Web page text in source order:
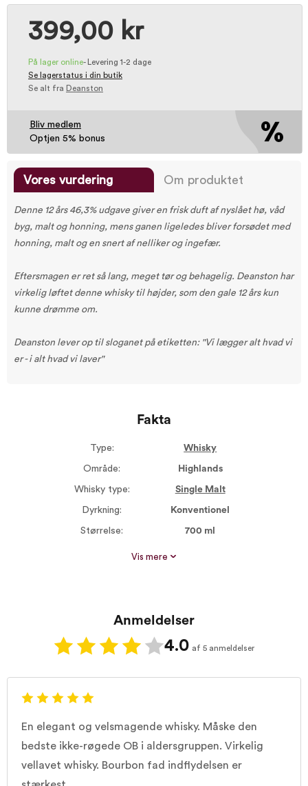
399,00 kr
På lager online-
Levering 1-2 dage
Se lagerstatus i din butik
Se alt fra Deanston
Bliv medlem
Optjen 5% bonus
Vores vurdering Om produktet
Denne 12 års 46,3% udgave giver en frisk duft af nyslået hø, våd
byg, malt og honning, mens ganen ligeledes bliver forsødet med
honning, malt og en snert af nelliker og ingefær.
Eftersmagen er ret så lang, meget tør og behagelig. Deanston har
virkelig løftet denne whisky til højder, som den gale 12 års kun
kunne drømme om.
Deanston lever op til sloganet på etiketten: "Vi lægger alt hvad vi
er - i alt hvad vi laver"
Fakta
Type: Whisky
Område: Highlands
Whisky type: Single Malt
Dyrkning: Konventionel
Størrelse: 700 ml
Vis mere
Anmeldelser
4.0 af 5 anmeldelser
En elegant og velsmagende whisky. Måske den
bedste ikke-røgede OB i aldersgruppen. Virkelig
vellavet whisky. Bourbon fad indflydelsen er